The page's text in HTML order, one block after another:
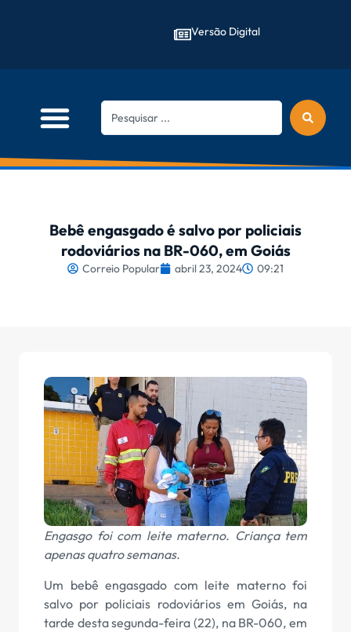
Versão Digital
Bebê engasgado é salvo por policiais
rodoviários na BR-060, em Goiás
Correio Popular abril 23, 2024 09:21
Engasgo foi com leite materno. Criança tem
apenas quatro semanas.
Um bebê engasgado com leite materno foi
salvo por policiais rodoviários em Goiás, na
tarde desta segunda-feira (22), na BR-060, em